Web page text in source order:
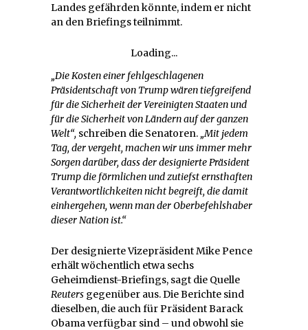
Landes gefährden könnte, indem er nicht
an den Briefings teilnimmt.
Loading...
„Die Kosten einer fehlgeschlagenen
Präsidentschaft von Trump wären tiefgreifend
für die Sicherheit der Vereinigten Staaten und
für die Sicherheit von Ländern auf der ganzen
Welt“, schreiben die Senatoren. „Mit jedem
Tag, der vergeht, machen wir uns immer mehr
Sorgen darüber, dass der designierte Präsident
Trump die förmlichen und zutiefst ernsthaften
Verantwortlichkeiten nicht begreift, die damit
einhergehen, wenn man der Oberbefehlshaber
dieser Nation ist.“
Der designierte Vizepräsident Mike Pence
erhält wöchentlich etwa sechs
Geheimdienst-Briefings, sagt die Quelle
Reuters gegenüber aus. Die Berichte sind
dieselben, die auch für Präsident Barack
Obama verfügbar sind – und obwohl sie